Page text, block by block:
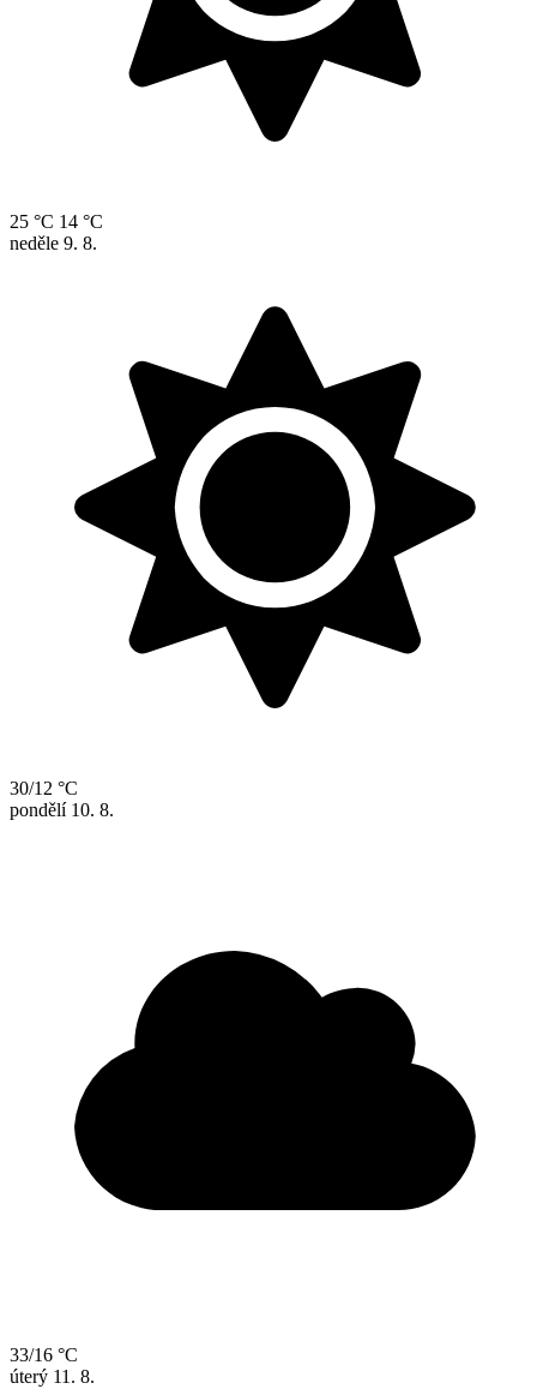
25 °C 14 °C
neděle 9. 8.
30/12 °C
pondělí 10. 8.
33/16 °C
úterý 11. 8.